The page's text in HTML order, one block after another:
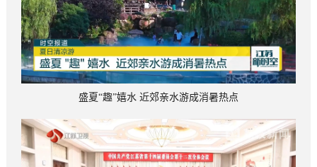
盛夏“趣”嬉水 近郊亲水游成消暑热点